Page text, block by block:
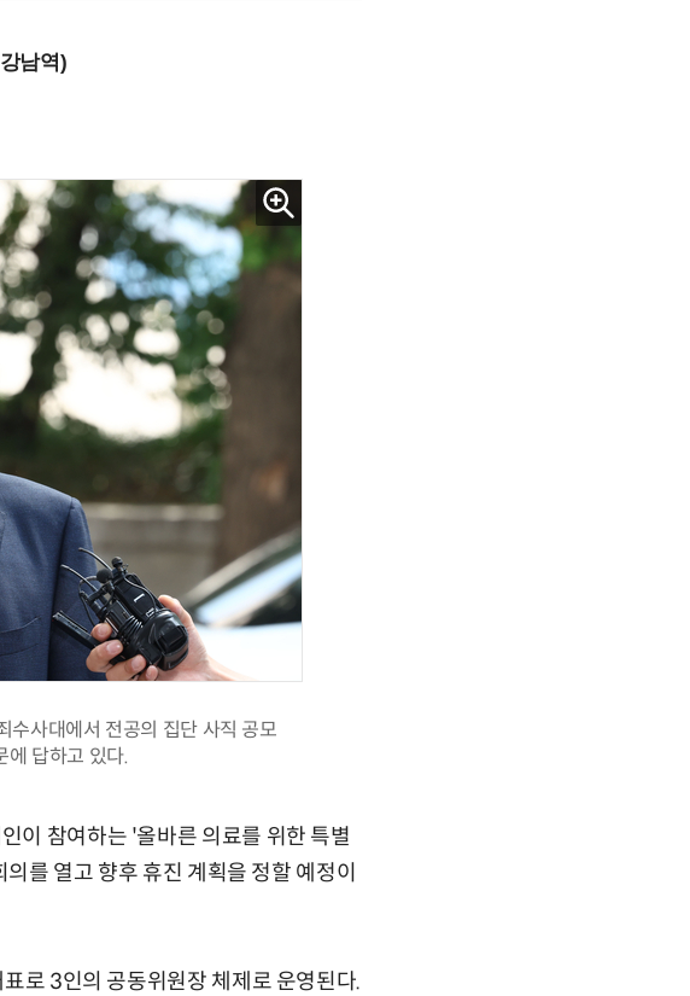
남역)
수사대에서 전공의 집단 사직 공모
에 답하고 있다.
이 참여하는 '올바른 의료를 위한 특별
를 열고 향후 휴진 계획을 정할 예정이
로 3인의 공동위원장 체제로 운영된다.